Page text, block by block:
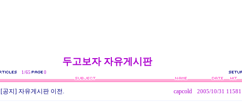
두고보자 자유게시판
1/65 0
[공지] 자유게시판 이전. capcold 2005/10/31 11581